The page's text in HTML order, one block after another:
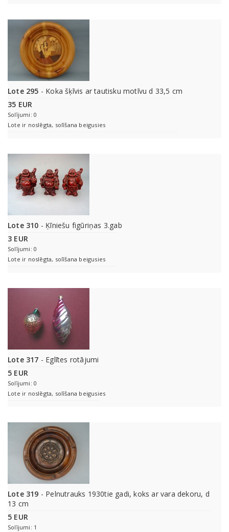
Lote 295 - Koka šķīvis ar tautisku motīvu d 33,5 cm
35 EUR
Solījumi: 0
Lote ir noslēgta, solīšana beigusies
Lote 310 - Ķīniešu figūriņas 3.gab
3 EUR
Solījumi: 0
Lote ir noslēgta, solīšana beigusies
Lote 317 - Eglītes rotājumi
5 EUR
Solījumi: 0
Lote ir noslēgta, solīšana beigusies
Lote 319 - Pelnutrauks 1930tie gadi, koks ar vara dekoru, d
13 cm
5 EUR
Solījumi: 1